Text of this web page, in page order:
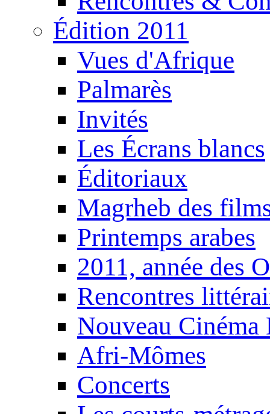
Édition 2011
Vues d'Afrique
Palmarès
Invités
Les Écrans blancs
Éditoriaux
Magrheb des
Printemps arabes
2011, année des
Rencontres
Nouveau Cinéma
Afri-Mômes
Concerts